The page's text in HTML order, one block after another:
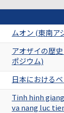
ムオン (東南ア
アオザイの歴
ポジウム)
日本における
Tinh hinh
va nang luc